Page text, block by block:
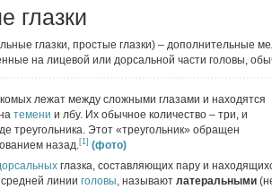
глазки
глазки, простые глазки) – дополнительные
на лицевой или дорсальной части головы,
лежат между сложными глазами и находятся
темени и лбу. Их обычное количество – три, и
треугольника. Этот «треугольник» обращен
назад.[1] (фото)
глазка, составляющих пару и
линии головы, называют латеральными